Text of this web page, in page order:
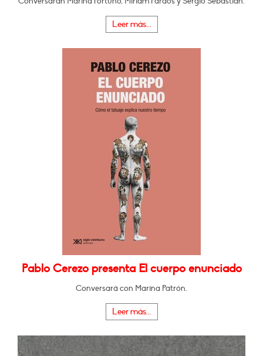
Leer más...
Pablo Cerezo presenta El cuerpo enunciado
Conversará con Marina Patrón.
Leer más...